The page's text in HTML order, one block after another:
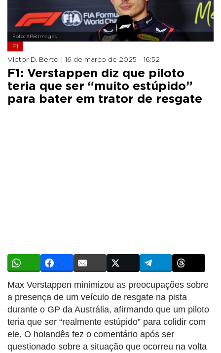
Foto: XPB Images
F1
Victor D. Berto | 16 de março de 2025 - 16:52
F1: Verstappen diz que piloto
teria que ser “muito estúpido”
para bater em trator de resgate
Max Verstappen minimizou as preocupações sobre
a presença de um veículo de resgate na pista
durante o GP da Austrália, afirmando que um piloto
teria que ser “realmente estúpido” para colidir com
ele. O holandês fez o comentário após ser
questionado sobre a situação que ocorreu na volta